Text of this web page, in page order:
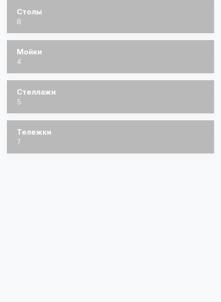
Столы
8
Мойки
4
Стеллажи
5
Тележки
7